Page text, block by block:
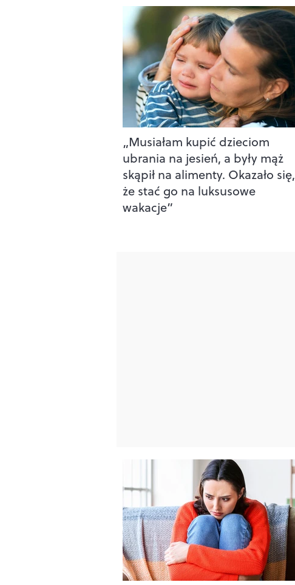
„Musiałam kupić dzieciom
ubrania na jesień, a były mąż
skąpił na alimenty. Okazało się,
że stać go na luksusowe
wakacje”